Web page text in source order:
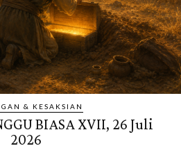
& KESAKSIAN
BIASA XVII, 26 Juli
2026